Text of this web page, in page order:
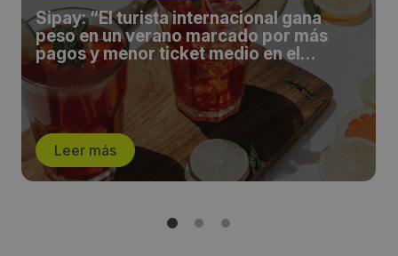
Sipay: “El turista internacional gana
peso en un verano marcado por más
pagos y menor ticket medio en el
comercio español”
Leer más